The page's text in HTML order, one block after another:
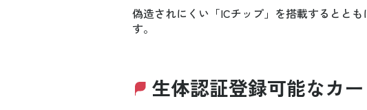
偽造されにくい「ICチップ」を搭載するとと
す。
生体認証登録可能なカ